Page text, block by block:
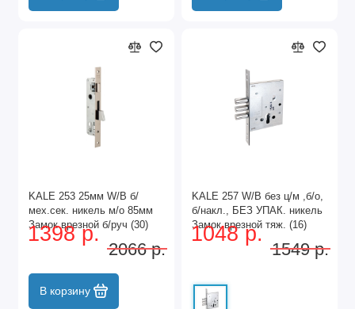
KALE 253 25мм W/B б/
мех.сек. никель м/о 85мм
Замок врезной б/руч (30)
1398 р.
2066 р.
В корзину
KALE 257 W/B без ц/м ,б/о,
б/накл., БЕЗ УПАК. никель
Замок врезной тяж. (16)
1048 р.
1549 р.